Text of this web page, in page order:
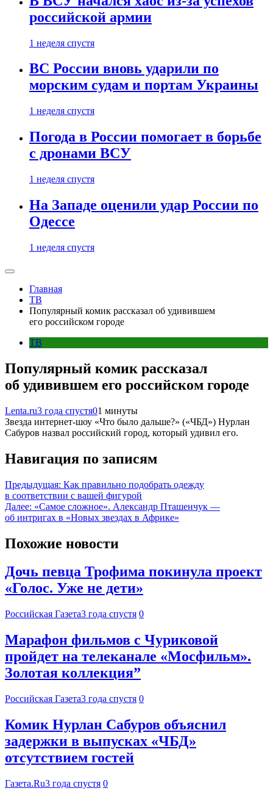
российской армии
1 неделя спустя
ВС России вновь ударили по
морским судам и портам Украины
1 неделя спустя
Погода в России помогает в борьбе
с дронами ВСУ
1 неделя спустя
На Западе оценили удар России по
Одессе
1 неделя спустя
Главная
ТВ
Популярный комик рассказал об удивившем
его российском городе
ТВ
Популярный комик рассказал
об удивившем его российском городе
Lenta.ru3 года спустя01 минуты
Звезда интернет-шоу «Что было дальше?» («ЧБД») Нурлан
Сабуров назвал российский город, который удивил его.
Навигация по записям
Предыдущая: Как правильно подобрать одежду
в соответствии с вашей фигурой
Далее: «Самое сложное». Александр Пташенчук —
об интригах в «Новых звездах в Африке»
Похожие новости
Дочь певца Трофима покинула проект
«Голос. Уже не дети»
Российская Газета3 года спустя 0
Марафон фильмов с Чуриковой
пройдет на телеканале «Мосфильм».
Золотая коллекция”
Российская Газета3 года спустя 0
Комик Нурлан Сабуров объяснил
задержки в выпусках «ЧБД»
отсутствием гостей
Газета.Ru3 года спустя 0